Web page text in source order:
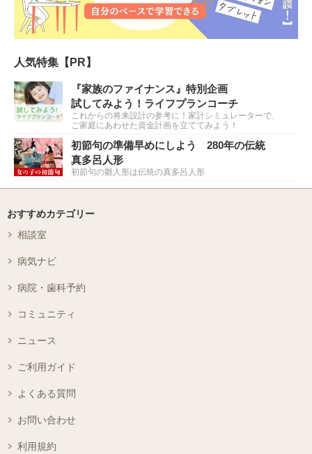
人気特集【PR】
『家族のファイナンス』特別企画
試してみよう！ライフプランコーチ
これからの将来設計の参考に！家計シミュレーターで、
ご家庭にあわせた資金計画を立ててみよう！
初節句の準備早めにしよう 280年の伝統
真多呂人形
初節句の雛人形は伝統の真多呂人形
おすすめカテゴリー
相談室
病気ナビ
病院・歯科予約
コミュニティ
ニュース
ご利用ガイド
よくある質問
お問い合わせ
利用規約